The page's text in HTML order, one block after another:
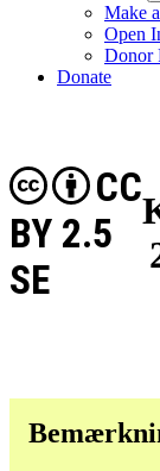
Make
Open
Donor
Donate
CC
BY 2.5
SE